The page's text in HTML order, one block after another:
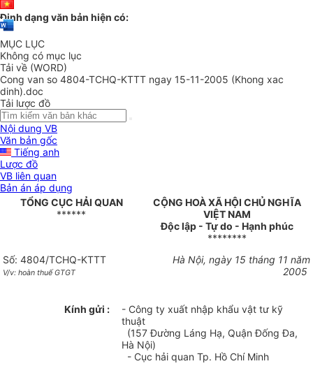
Định dạng văn bản hiện có:
MỤC LỤC
Không có mục lục
Tải về (WORD)
Cong van so 4804-TCHQ-KTTT ngay 15-11-2005 (Khong xac
dinh).doc
Tải lược đồ
Nội dung VB
Văn bản gốc
Tiếng anh
Lược đồ
VB liên quan
Bản án áp dụng
TỔNG CỤC HẢI QUAN
******
CỘNG HOÀ XÃ HỘI CHỦ NGHĨA
VIỆT NAM
Độc lập - Tự do - Hạnh phúc
********
Số: 4804/TCHQ-KTTT
V/v: hoàn thuế GTGT
Hà Nội, ngày 15 tháng 11 năm
2005
Kính gửi :
- Công ty xuất nhập khẩu vật tư kỹ
thuật
(157 Đường Láng Hạ, Quận Đống Đa,
Hà Nội)
- Cục hải quan Tp. Hồ Chí Minh